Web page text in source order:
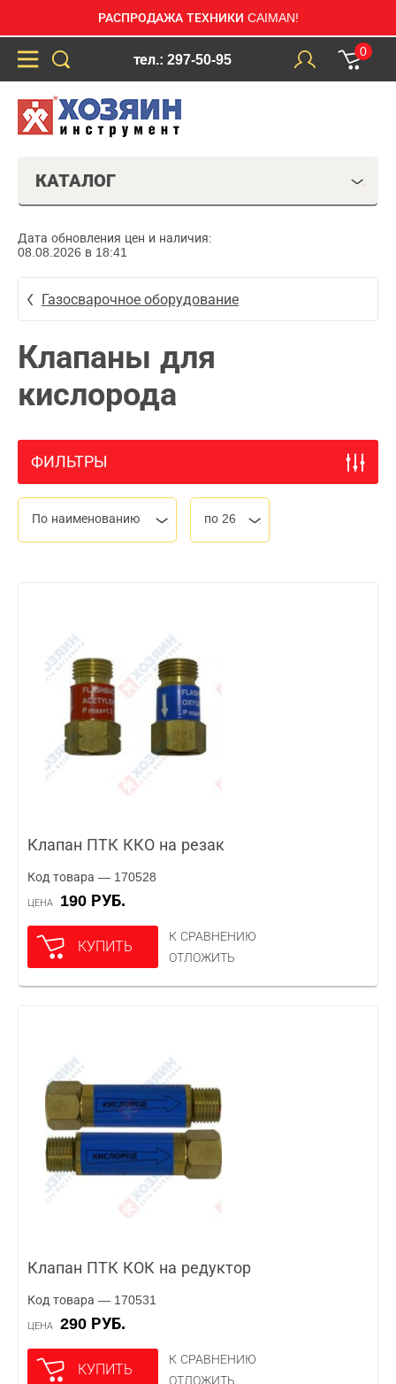
РАСПРОДАЖА ТЕХНИКИ CAIMAN!
тел.: 297-50-95
0
КАТАЛОГ
Дата обновления цен и наличия:
08.08.2026 в 18:41
Газосварочное оборудование
Клапаны для
кислорода
ФИЛЬТРЫ
По наименованию по 26
Клапан ПТК ККО на резак
Код товара — 170528
ЦЕНА 190 РУБ.
КУПИТЬ
К СРАВНЕНИЮ
ОТЛОЖИТЬ
Клапан ПТК КОК на редуктор
Код товара — 170531
ЦЕНА 290 РУБ.
КУПИТЬ
К СРАВНЕНИЮ
ОТЛОЖИТЬ